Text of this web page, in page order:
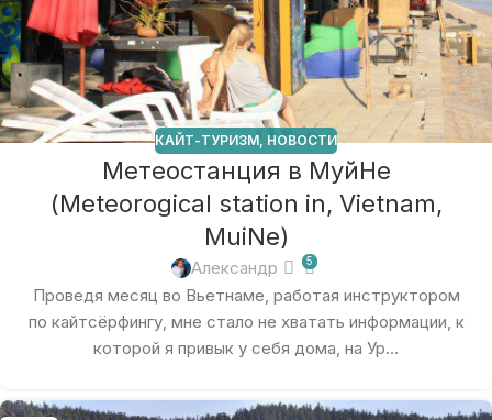
КАЙТ-ТУРИЗМ, НОВОСТИ
Метеостанция в МуйНе
(Meteorogical station in, Vietnam,
MuiNe)
Александр 5
Проведя месяц во Вьетнаме, работая инструктором
по кайтсёрфингу, мне стало не хватать информации, к
которой я привык у себя дома, на Ур...